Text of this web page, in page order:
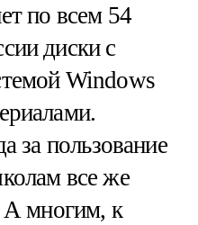
по всем 54
диски с
Windows
за пользование
все же
А многим, к